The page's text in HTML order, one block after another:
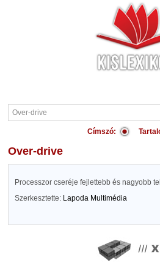
Címszó:
Over-drive
Processzor cseréje fejlettebb és nagyobb
Szerkesztette: Lapoda Multimédia